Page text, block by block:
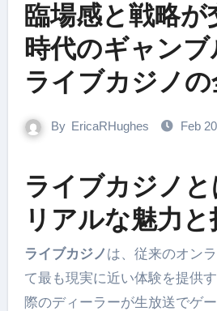
臨場感と戦略
時代のギャン
ライブカジノの
By EricaRHughes Feb
ライブカジノと
リアルな魅力と
ライブカジノは、従来のオン
て最も現実に近い体験を提供
際のディーラーが生放送でゲ